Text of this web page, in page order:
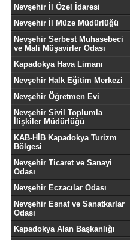
Nevşehir İl Özel İdaresi
Nevşehir İl Müze Müdürlüğü
Nevşehir Serbest Muhasebeci
ve Mali Müşavirler Odası
Kapadokya Hava Limanı
Nevşehir Halk Eğitim Merkezi
Nevşehir Öğretmen Evi
Nevşehir Sivil Toplumla
İlişkiler Müdürlüğü
KAB-HİB Kapadokya Turizm
Bölgesi
Nevşehir Ticaret ve Sanayi
Odası
Nevşehir Eczacılar Odası
Nevşehir Esnaf ve Sanatkarlar
Odası
Kapadokya Alan Başkanlığı